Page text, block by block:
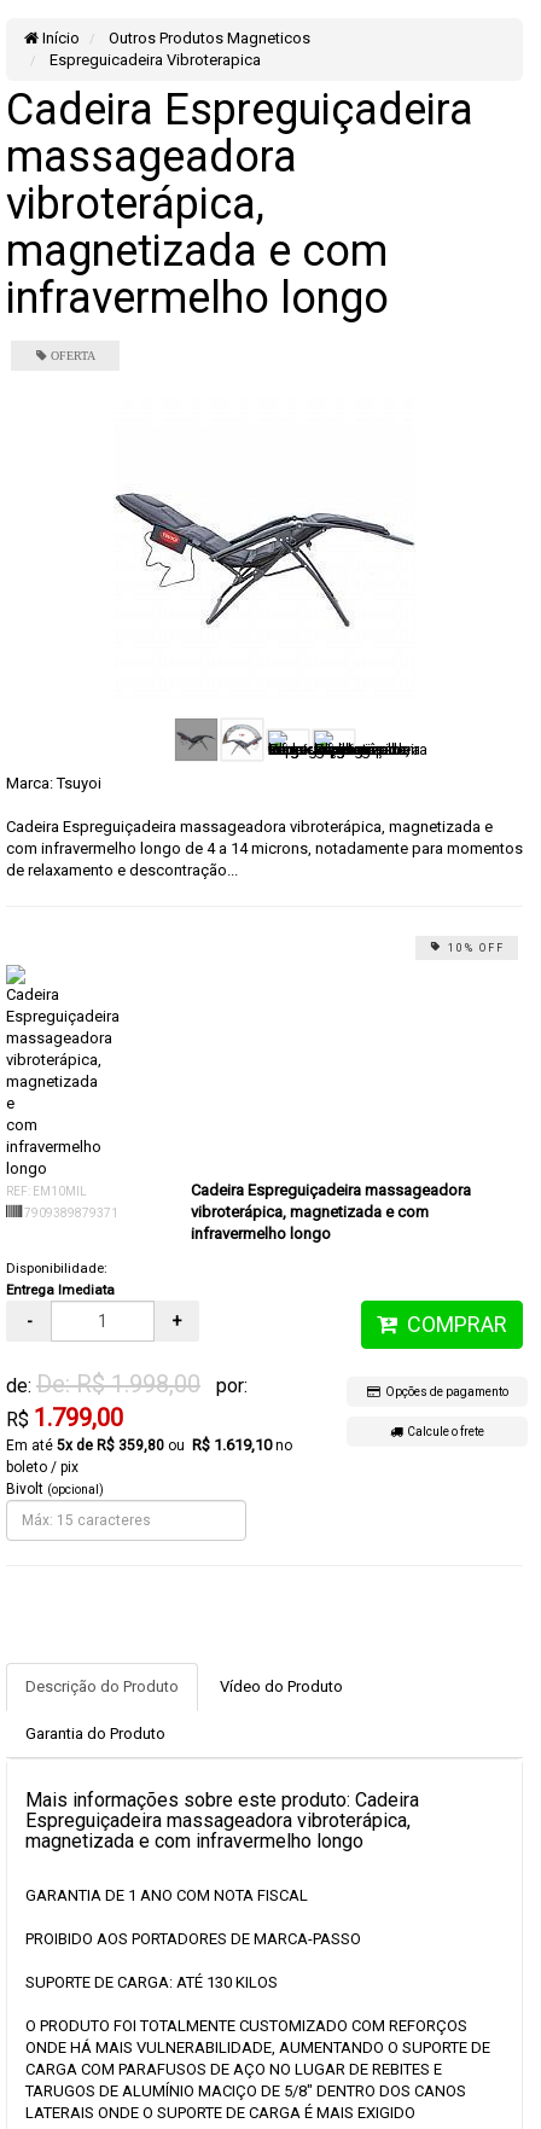
Início
Outros Produtos Magneticos
Espreguicadeira Vibroterapica
Cadeira Espreguiçadeira
massageadora
vibroterápica,
magnetizada e com
infravermelho longo
Marca:Tsuyoi
Cadeira Espreguiçadeira massageadora vibroterápica, magnetizada e
com infravermelho longo de 4 a 14 microns, notadamente para momentos
de relaxamento e descontração...
10% OFF
REF: EM10MIL
7909389879371
Cadeira Espreguiçadeira massageadora
vibroterápica, magnetizada e com
infravermelho longo
Disponibilidade:
Entrega Imediata
- + COMPRAR
de: De: R$ 1.998,00
por:
R$ 1.799,00
5x de R$ 359,80 R$ 1.619,10no
boleto / pix
Opções de pagamento
Calcule o frete
Bivolt (opcional)
Descrição do Produto Vídeo do Produto
Garantia do Produto
Mais informações sobre este produto: Cadeira
Espreguiçadeira massageadora vibroterápica,
magnetizada e com infravermelho longo
GARANTIA DE 1 ANO COM NOTA FISCAL
PROIBIDO AOS PORTADORES DE MARCA-PASSO
SUPORTE DE CARGA: ATÉ 130 KILOS
O PRODUTO FOI TOTALMENTE CUSTOMIZADO COM REFORÇOS
ONDE HÁ MAIS VULNERABILIDADE, AUMENTANDO O SUPORTE DE
CARGA COM PARAFUSOS DE AÇO NO LUGAR DE REBITES E
TARUGOS DE ALUMÍNIO MACIÇO DE 5/8" DENTRO DOS CANOS
LATERAIS ONDE O SUPORTE DE CARGA É MAIS EXIGIDO